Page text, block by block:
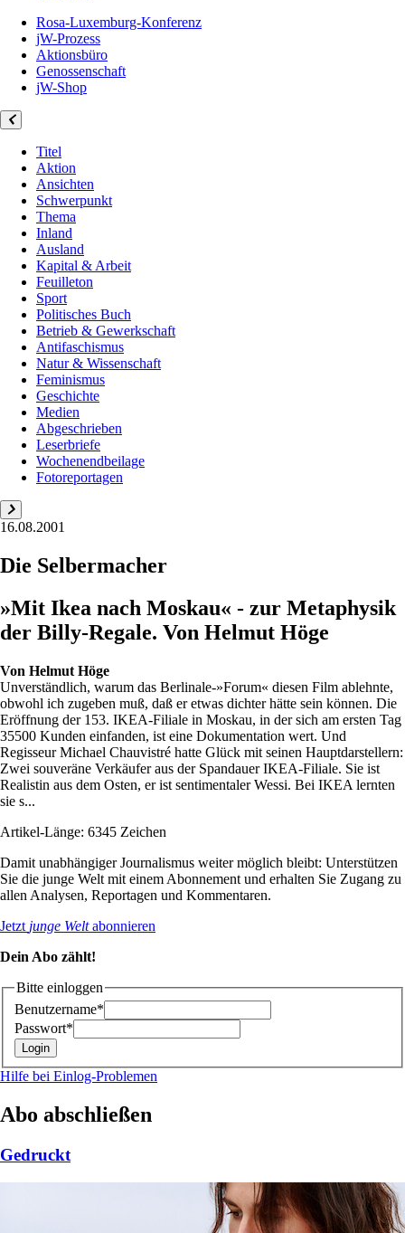
Rosa-Luxemburg-Konferenz
jW-Prozess
Aktionsbüro
Genossenschaft
jW-Shop
Titel
Aktion
Ansichten
Schwerpunkt
Thema
Inland
Ausland
Kapital & Arbeit
Feuilleton
Sport
Politisches Buch
Betrieb & Gewerkschaft
Antifaschismus
Natur & Wissenschaft
Feminismus
Geschichte
Medien
Abgeschrieben
Leserbriefe
Wochenendbeilage
Fotoreportagen
16.08.2001
Die Selbermacher
»Mit Ikea nach Moskau« - zur Metaphysik
der Billy-Regale. Von Helmut Höge
Von Helmut Höge
Unverständlich, warum das Berlinale-»Forum« diesen Film ablehnte,
obwohl ich zugeben muß, daß er etwas dichter hätte sein können. Die
Eröffnung der 153. IKEA-Filiale in Moskau, in der sich am ersten Tag
35500 Kunden einfanden, ist eine Dokumentation wert. Und
Regisseur Michael Chauvistré hatte Glück mit seinen Hauptdarstellern:
Zwei souveräne Verkäufer aus der Spandauer IKEA-Filiale. Sie ist
Realistin aus dem Osten, er ist sentimentaler Wessi. Bei IKEA lernten
sie s...
Artikel-Länge: 6345 Zeichen
Damit unabhängiger Journalismus weiter möglich bleibt: Unterstützen
Sie die junge Welt mit einem Abonnement und erhalten Sie Zugang zu
allen Analysen, Reportagen und Kommentaren.
Jetzt junge Weltabonnieren
Dein Abo zählt!
Bitte einloggen
Benutzername*
Passwort*
Hilfe bei Einlog-Problemen
Abo abschließen
Gedruckt